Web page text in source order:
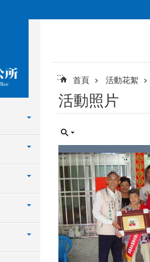
::: 首頁 活動花絮
活動照片